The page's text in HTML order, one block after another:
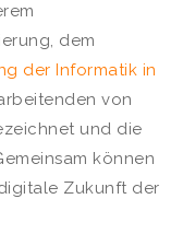
dem
der Informatik in
von
und die
können
Zukunft der